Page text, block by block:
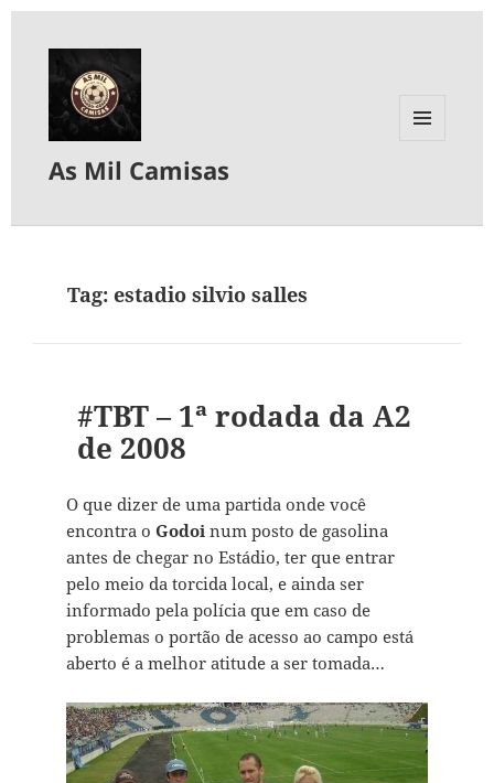
As Mil Camisas
Tag:estadio silvio salles
#TBT – 1ª rodada da A2
de 2008
O que dizer de uma partida onde você
encontra o Godoinum posto de gasolina
antes de chegar no Estádio, ter que entrar
pelo meio da torcida local, e ainda ser
informado pela polícia que em caso de
problemas o portão de acesso ao campo está
aberto é a melhor atitude a ser tomada…